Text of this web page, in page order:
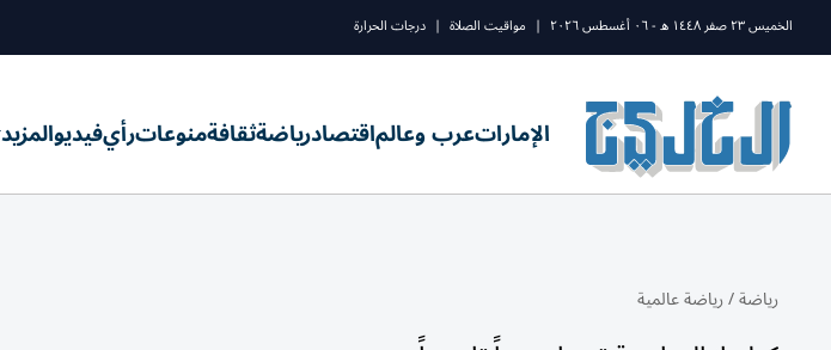
الخميس ٢٣ صفر ١٤٤٨ ه - ٠٦ أغسطس ٢٠٢٦ | مواقيت الصلاة | درجات الحرارة
الإماراتعرب وعالماقتصادرياضةثقافةمنوعاترأيفيديوالمزيد
رياضة/رياضة عالمية